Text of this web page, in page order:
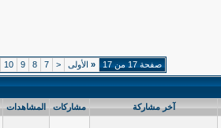
صفحة 17 من 17 « الأولى <
7
8
9
10
آخر مشاركة مشاركات المشاهدات